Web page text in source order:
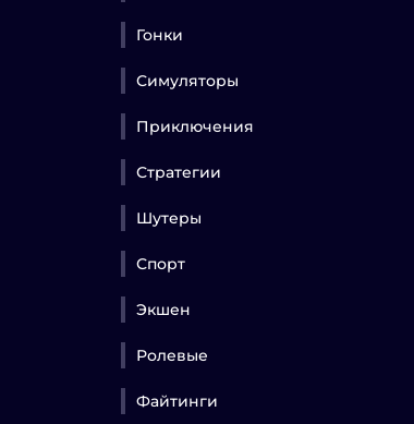
Гонки
Симуляторы
Приключения
Стратегии
Шутеры
Спорт
Экшен
Ролевые
Файтинги